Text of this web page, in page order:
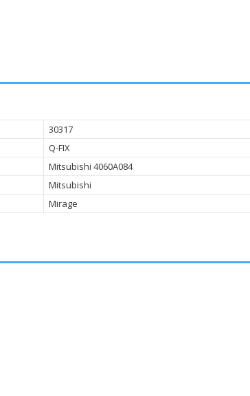
30317
Q-FIX
Mitsubishi 4060A084
Mitsubishi
Mirage